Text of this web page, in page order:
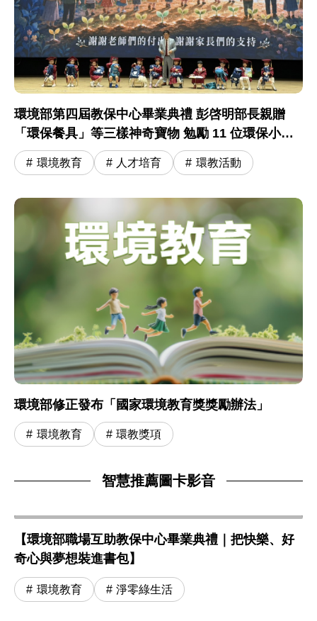
環境部第四屆教保中心畢業典禮 彭啓明部長親贈
「環保餐具」等三樣神奇寶物 勉勵 11 位環保小尖
兵開啟小學冒險旅程
環境教育 人才培育 環教活動
環境部修正發布「國家環境教育獎獎勵辦法」
環境教育 環教獎項
智慧推薦圖卡影音
【環境部職場互助教保中心畢業典禮｜把快樂、好
奇心與夢想裝進書包】
環境教育 淨零綠生活